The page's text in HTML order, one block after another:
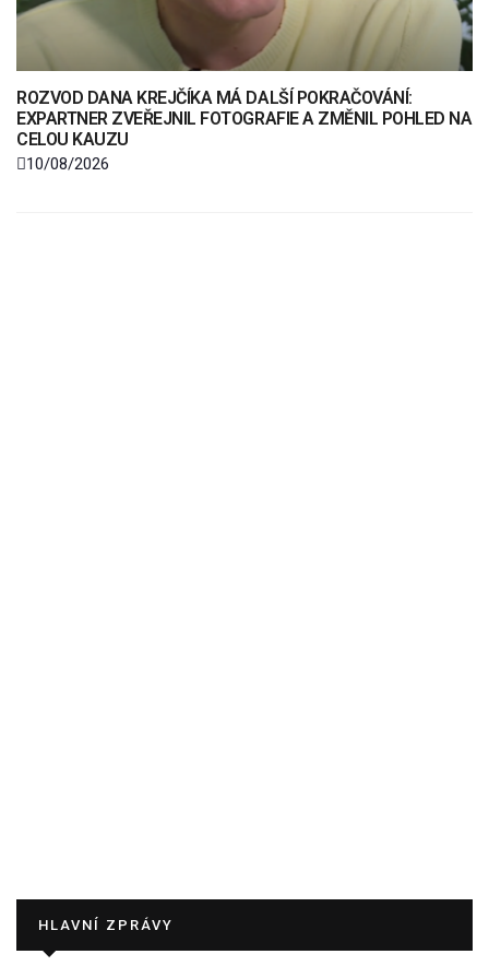
ROZVOD DANA KREJČÍKA MÁ DALŠÍ POKRAČOVÁNÍ:
EXPARTNER ZVEŘEJNIL FOTOGRAFIE A ZMĚNIL POHLED NA
CELOU KAUZU
10/08/2026
HLAVNÍ ZPRÁVY